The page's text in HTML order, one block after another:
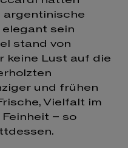
argentinische
sein
stand von
keine Lust auf die
und frühen
Vielfalt im
– so